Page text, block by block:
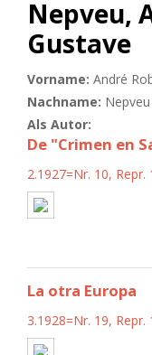
Nepveu,
Gustave
Vorname: André
Nachname: Nepveu
Als Autor:
De "Crimen en
2.1927=Nr. 10, Repr.
La otra Europa
3.1928=Nr. 19, Repr.